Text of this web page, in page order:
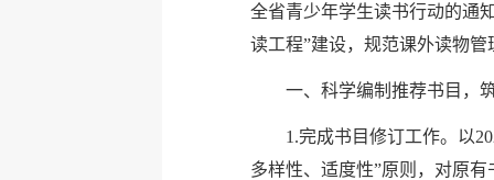
全省青少年学生读书行动的通
读工程”建设，规范课外读物
一、科学编制推荐书目，
1.完成书目修订工作。以
多样性、适度性”原则，对原